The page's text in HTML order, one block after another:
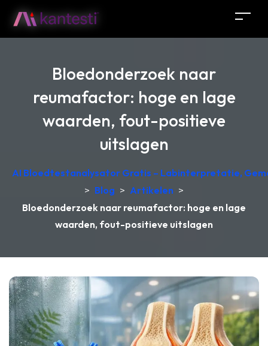
Bloedonderzoek naar
reumafactor: hoge en lage
waarden, fout-positieve
uitslagen
AI Bloedtestanalysator Gratis – Labinterpretatie,
> Blog > Artikelen >
Bloedonderzoek naar reumafactor: hoge en lage
waarden, fout-positieve uitslagen